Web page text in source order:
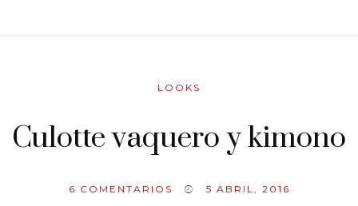
LOOKS
Culotte vaquero y kimono
6 COMENTARIOS 5 ABRIL, 2016